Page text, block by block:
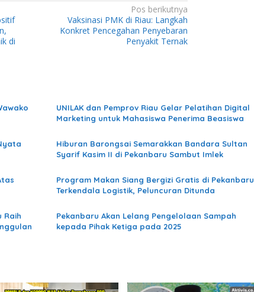
di
Pos berikutnya
Vaksinasi PMK di Riau: Langkah
Konkret Pencegahan Penyebaran
Penyakit Ternak
UNILAK dan Pemprov Riau Gelar Pelatihan Digital
Marketing untuk Mahasiswa Penerima Beasiswa
Hiburan Barongsai Semarakkan Bandara Sultan
Syarif Kasim II di Pekanbaru Sambut Imlek
Program Makan Siang Bergizi Gratis di Pekanbaru
Terkendala Logistik, Peluncuran Ditunda
Raih
Pekanbaru Akan Lelang Pengelolaan Sampah
kepada Pihak Ketiga pada 2025